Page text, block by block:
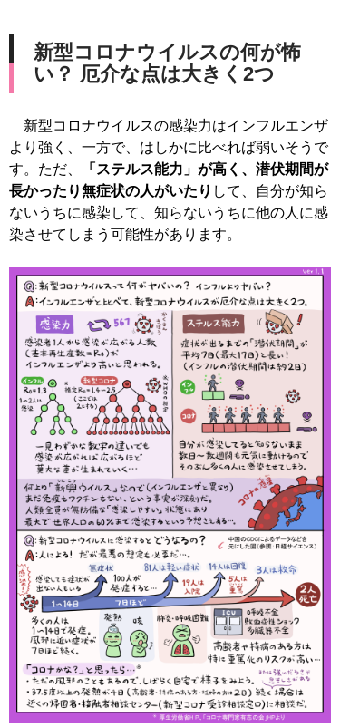
新型コロナウイルスの何が怖
い？ 厄介な点は大きく2つ
新型コロナウイルスの感染力はインフルエンザ
より強く、一方で、はしかに比べれば弱いそうで
す。ただ、
「ステルス能力」が高く、潜伏期間が
長かったり無症状の人がいたり して、自分が知ら
ないうちに感染して、知らないうちに他の人に感
染させてしまう可能性があります。